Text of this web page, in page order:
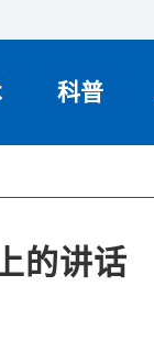
科普
的讲话